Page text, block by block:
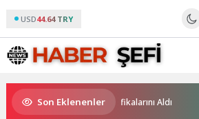
USD44.64 TRY
Son Eklenenler
Yüzücüleri Sertifikalarını Aldı